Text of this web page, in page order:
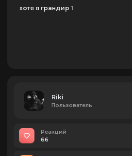
хотя я грандир 1
Riki
Пользователь
Реакций
66